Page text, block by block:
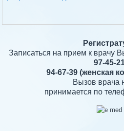
Записаться на прием к врачу
97-45-
94-67-39 (женская
Вызов врача
принимается по